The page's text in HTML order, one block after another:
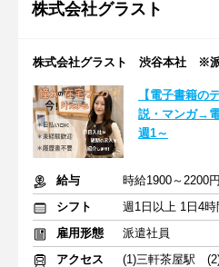
株式会社グラスト
株式会社グラスト 渋谷本社 ※派
【電子書籍の
説・マンガ→
週1～
給与
時給1900～2200円
シフト
雇用形態
派遣社員
アクセス
(1)三軒茶屋駅